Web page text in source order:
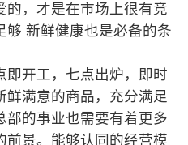
的，才是在市场上很有竞
够 新鲜健康也是必备的条
即开工，七点出炉，即时
鲜满意的商品，充分满足
部的事业也需要有着更多
前景。能够认同的经营模